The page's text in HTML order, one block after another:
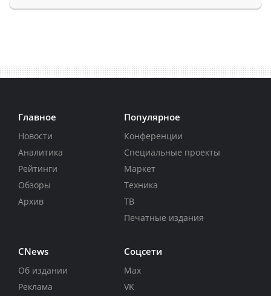
Главное
Новости
Аналитика
Рейтинги
Обзоры
Архив
Популярное
Конференции
Специальные проекты
Маркет
Техника
ТВ
Печатные издания
CNews
Об издании
Реклама
Соцсети
Max
VK